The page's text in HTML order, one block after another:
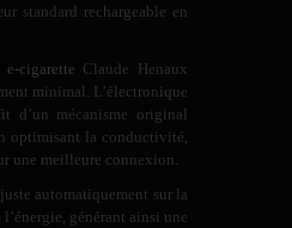
standard rechargeable en
e-cigarette Claude Henaux
minimal. L’électronique
d’un mécanisme original
optimisant la conductivité,
une meilleure connexion.
automatiquement sur la
générant ainsi une